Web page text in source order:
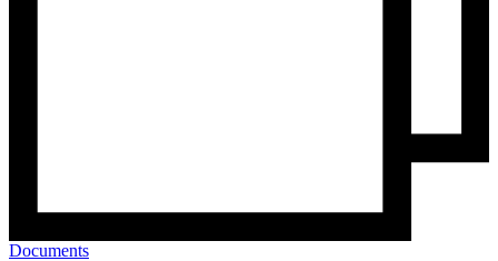
Documents